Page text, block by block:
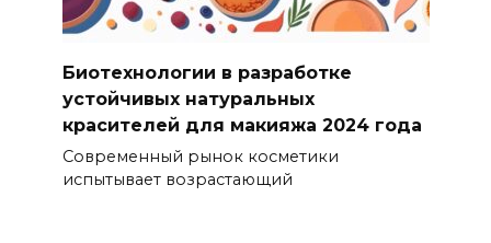
Биотехнологии в разработке
устойчивых натуральных
красителей для макияжа 2024 года
Современный рынок косметики
испытывает возрастающий